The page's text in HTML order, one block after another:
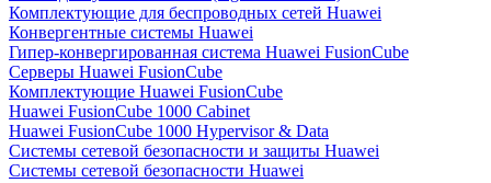
Комплектующие для беспроводных сетей Huawei
Конвергентные системы Huawei
Гипер-конвергированная система Huawei FusionCube
Серверы Huawei FusionCube
Комплектующие Huawei FusionCube
Huawei FusionCube 1000 Cabinet
Huawei FusionCube 1000 Hypervisor & Data
Системы сетевой безопасности и защиты Huawei
Системы сетевой безопасности Huawei